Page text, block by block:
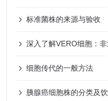
标准菌株的来源与验收
深入了解VERO细胞：
细胞传代的一般方法
胰腺癌细胞株的分类及